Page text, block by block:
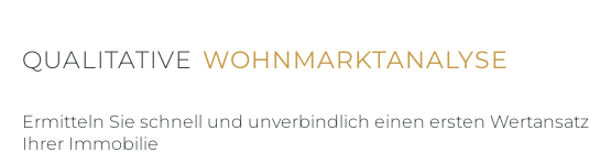
QUALITATIVE WOHNMARKTANALYSE
Ermitteln Sie schnell und unverbindlich einen ersten Wertansatz
Ihrer Immobilie